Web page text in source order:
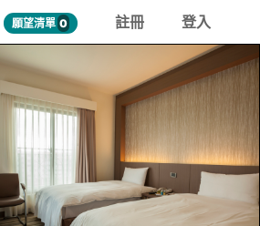
願望清單 0 註冊 登入